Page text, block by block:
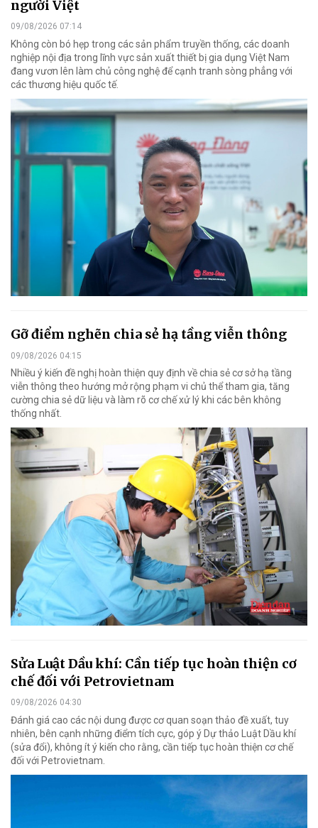
người Việt
09/08/2026 07:14
Không còn bó hẹp trong các sản phẩm truyền thống, các doanh
nghiệp nội địa trong lĩnh vực sản xuất thiết bị gia dụng Việt Nam
đang vươn lên làm chủ công nghệ để cạnh tranh sòng phẳng với
các thương hiệu quốc tế.
Gỡ điểm nghẽn chia sẻ hạ tầng viễn thông
09/08/2026 04:15
Nhiều ý kiến đề nghị hoàn thiện quy định về chia sẻ cơ sở hạ tầng
viễn thông theo hướng mở rộng phạm vi chủ thể tham gia, tăng
cường chia sẻ dữ liệu và làm rõ cơ chế xử lý khi các bên không
thống nhất.
Sửa Luật Dầu khí: Cần tiếp tục hoàn thiện cơ
chế đối với Petrovietnam
09/08/2026 04:30
Đánh giá cao các nội dung được cơ quan soạn thảo đề xuất, tuy
nhiên, bên cạnh những điểm tích cực, góp ý Dự thảo Luật Dầu khí
(sửa đổi), không ít ý kiến cho rằng, cần tiếp tục hoàn thiện cơ chế
đối với Petrovietnam.